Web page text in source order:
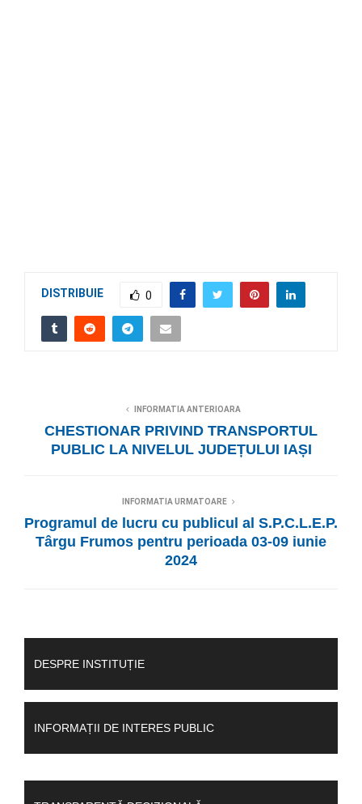
DISTRIBUIE 0
INFORMATIA ANTERIOARA
CHESTIONAR PRIVIND TRANSPORTUL
PUBLIC LA NIVELUL JUDEȚULUI IAȘI
INFORMATIA URMATOARE
Programul de lucru cu publicul al S.P.C.L.E.P.
Târgu Frumos pentru perioada 03-09 iunie
2024
DESPRE INSTITUȚIE
INFORMAȚII DE INTERES PUBLIC